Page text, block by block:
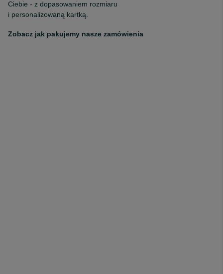
Ciebie - z dopasowaniem rozmiaru
i personalizowaną kartką.
Zobacz jak pakujemy nasze zamówienia